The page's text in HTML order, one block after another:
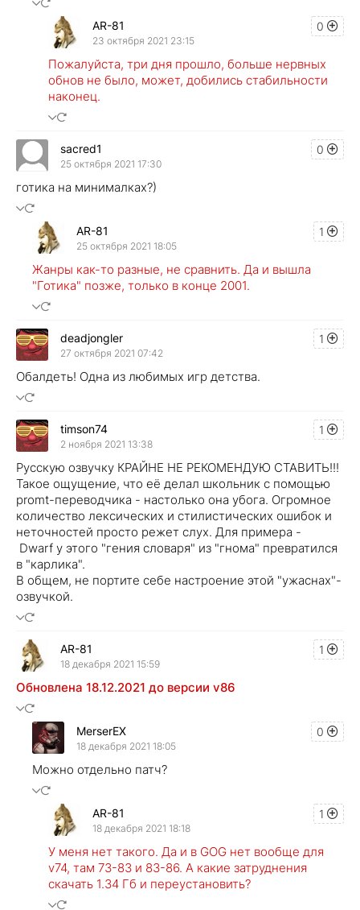
0
AR-81
23 октября 2021 23:15
Пожалуйста, три дня прошло, больше нервных
обнов не было, может, добились стабильности
наконец.
0
sacred1
25 октября 2021 17:30
готика на минималках?)
1
AR-81
25 октября 2021 18:05
Жанры как-то разные, не сравнить. Да и вышла
"Готика" позже, только в конце 2001.
1
deadjongler
27 октября 2021 07:42
Обалдеть! Одна из любимых игр детства.
1
timson74
2 ноября 2021 13:38
Русскую озвучку КРАЙНЕ НЕ РЕКОМЕНДУЮ СТАВИТЬ!!!
Такое ощущение, что её делал школьник с помощью
promt-переводчика - настолько она убога. Огромное
количество лексических и стилистических ошибок и
неточностей просто режет слух. Для примера -
Dwarf у этого "гения словаря" из "гнома" превратился
в "карлика".
В общем, не портите себе настроение этой "ужаснах"-
озвучкой.
1
AR-81
18 декабря 2021 15:59
Обновлена 18.12.2021 до версии v86
0
MerserEX
18 декабря 2021 18:05
Можно отдельно патч?
1
AR-81
18 декабря 2021 18:18
У меня нет такого. Да и в GOG нет вообще для
v74, там 73-83 и 83-86. А какие затруднения
скачать 1.34 Гб и переустановить?